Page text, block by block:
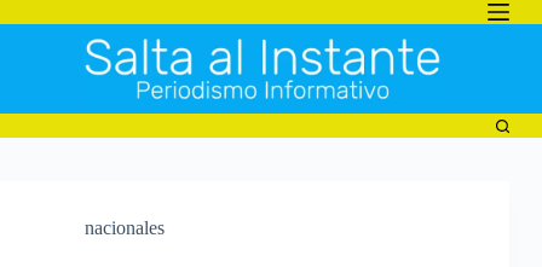
al
nacionales